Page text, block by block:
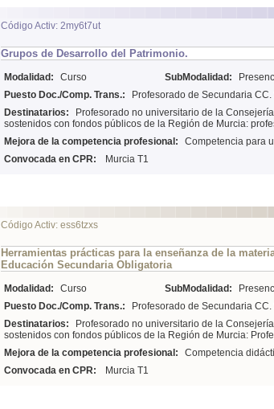
Código Activ: 2my6t7ut
Grupos de Desarrollo del Patrimonio.
Modalidad: Curso SubModalidad:
Puesto Doc./Comp. Trans.:
Profesorado de Secundaria
Destinatarios:
Profesorado no universitario de la
sostenidos con fondos públicos de la Región de Murcia:
Mejora de la competencia profesional:
Competencia para
Convocada en CPR:
Murcia T1
Código Activ: ess6tzxs
Herramientas prácticas para la enseñanza de la
Educación Secundaria Obligatoria
Modalidad: Curso SubModalidad:
Puesto Doc./Comp. Trans.:
Profesorado de Secundaria
Destinatarios:
Profesorado no universitario de la
sostenidos con fondos públicos de la Región de Murcia:
Mejora de la competencia profesional:
Competencia
Convocada en CPR:
Murcia T1